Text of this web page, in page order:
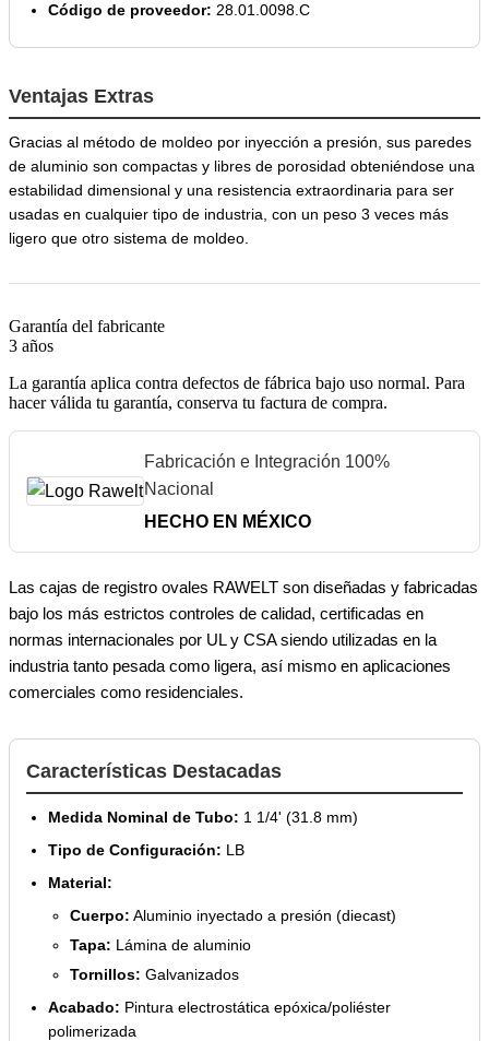
Código de proveedor: 28.01.0098.C
Ventajas Extras
Gracias al método de moldeo por inyección a presión, sus paredes
de aluminio son compactas y libres de porosidad obteniéndose una
estabilidad dimensional y una resistencia extraordinaria para ser
usadas en cualquier tipo de industria, con un peso 3 veces más
ligero que otro sistema de moldeo.
Garantía del fabricante
3 años
La garantía aplica contra defectos de fábrica bajo uso normal. Para
hacer válida tu garantía, conserva tu factura de compra.
Fabricación e Integración 100%
Nacional
HECHO EN MÉXICO
Las cajas de registro ovales RAWELT son diseñadas y fabricadas
bajo los más estrictos controles de calidad, certificadas en
normas internacionales por UL y CSA siendo utilizadas en la
industria tanto pesada como ligera, así mismo en aplicaciones
comerciales como residenciales.
Características Destacadas
Medida Nominal de Tubo: 1 1/4' (31.8 mm)
Tipo de Configuración: LB
Material:
Cuerpo: Aluminio inyectado a presión (diecast)
Tapa: Lámina de aluminio
Tornillos: Galvanizados
Acabado: Pintura electrostática epóxica/poliéster
polimerizada